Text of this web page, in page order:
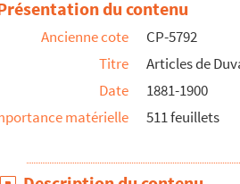
4-MS-1641. Notes manuscrites, réflexions
4-MS-1642. Demandes de
4-MS-1643. Demandes de
1644. Cartes de visite envoyées à Duvand
du contenu
Ancienne cote
CP-5792
Titre
Articles de
Date
1881-1900
matérielle
511 feuillets